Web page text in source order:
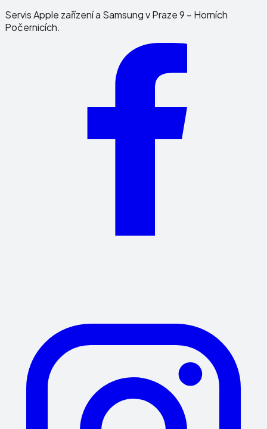
Servis Apple zařízení a Samsung v Praze 9 – Horních
Počernicích.